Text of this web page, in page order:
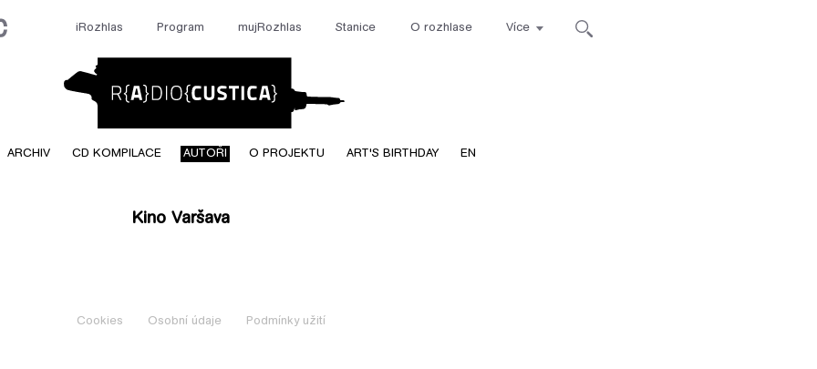
iRozhlas Program mujRozhlas Stanice O rozhlase Více
ARCHIV CD KOMPILACE AUTOŘI O PROJEKTU ART'S BIRTHDAY EN
Kino Varšava
Cookies Osobní údaje Podmínky užití